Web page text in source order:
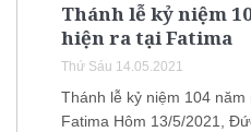
Thánh lễ kỷ niệm
hiện ra tại Fatima
Thứ Sáu 14.05.2021
Thánh lễ kỷ niệm 104
Fatima Hôm 13/5/2021,